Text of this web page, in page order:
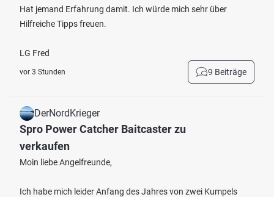
Hat jemand Erfahrung damit. Ich würde mich sehr über
Hilfreiche Tipps freuen.
LG Fred
vor 3 Stunden 9 Beiträge
DerNordKrieger
Spro Power Catcher Baitcaster zu
verkaufen
Moin liebe Angelfreunde,
Ich habe mich leider Anfang des Jahres von zwei Kumpels